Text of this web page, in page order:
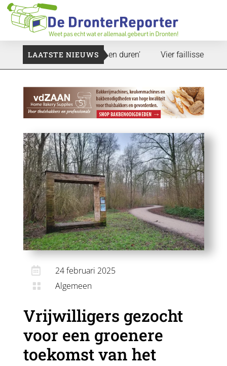
LAATSTE NIEUWS
‘Dat zal ook nog wel even duren’ Vier faillissementen in
 24 februari 2025
 Algemeen
Vrijwilligers gezocht
voor een groenere
toekomst van het